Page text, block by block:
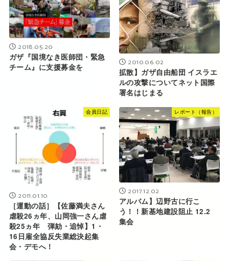
2018.05.20
ガザ『国境なき医師団・緊急
チーム』に支援募金を
2010.06.02
拡散】ガザ自由船団 イスラエ
ルの攻撃についてネット国際
署名はじまる
会員日記
2011.01.10
［運動の話］【佐藤満夫さん
虐殺26ヵ年、山岡強一さん虐
殺25ヵ年 弾劾・追悼】1・
16日雇全協反失業総決起集
会・デモへ！
レポート（報告）
2017.12.02
アルバム】辺野古に行こ
う！！新基地建設阻止 12.2
集会